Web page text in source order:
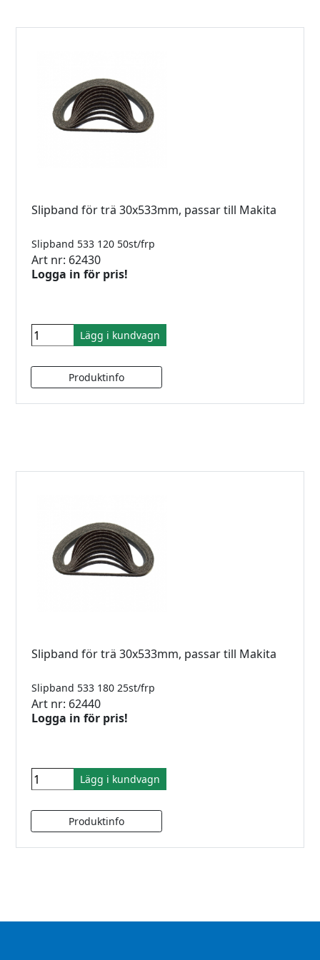
Slipband för trä 30x533mm, passar till Makita
Slipband 533 120 50st/frp
Art nr: 62430
Logga in för pris!
Lägg i kundvagn
Slipband för trä 30x533mm, passar till Makita
Slipband 533 180 25st/frp
Art nr: 62440
Logga in för pris!
Lägg i kundvagn